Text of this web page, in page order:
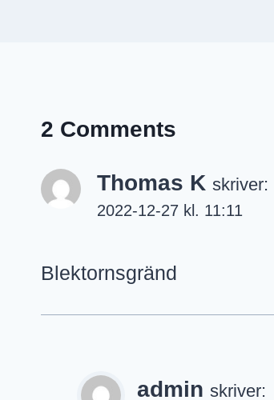
2 Comments
Thomas K skriver:
2022-12-27 kl. 11:11
Blektornsgränd
admin skriver: